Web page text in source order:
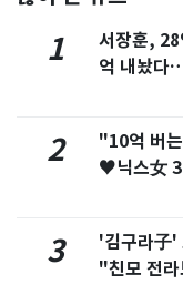
1
서장훈,
억 내놨다
2
"10억 버
♥닉스女
3
'김구라子'
"친모 전